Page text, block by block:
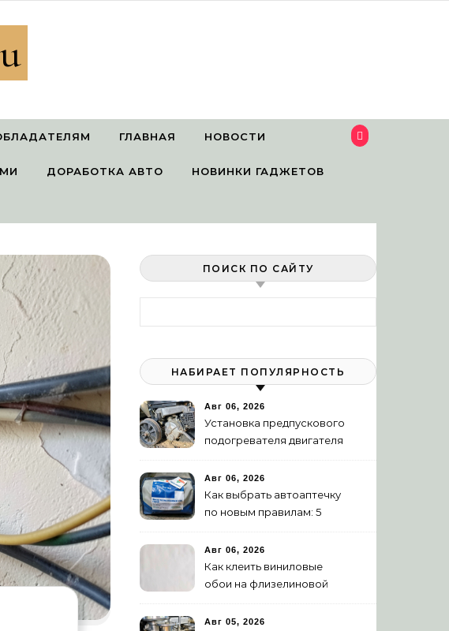
ГЛАВНАЯ НОВОСТИ
ДОРАБОТКА АВТО НОВИНКИ ГАДЖЕТОВ
ПОИСК ПО САЙТУ
НАБИРАЕТ ПОПУЛЯРНОСТЬ
Авг 06, 2026
Установка предпускового
подогревателя двигателя
Авг 06, 2026
Как выбрать автоаптечку
по новым правилам: 5
Авг 06, 2026
Как клеить виниловые
обои на флизелиновой
инструкция
Авг 05, 2026